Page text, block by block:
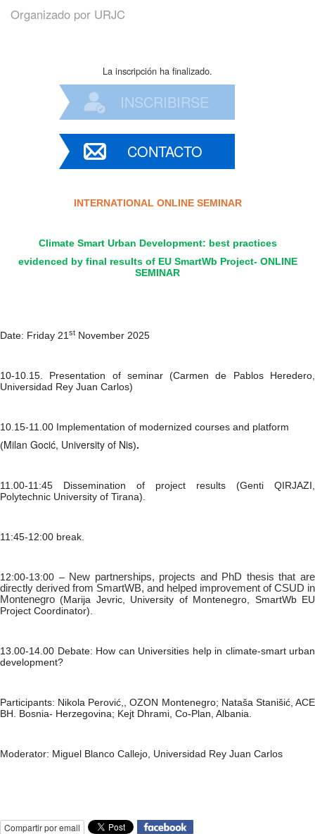
Organizado por URJC
La inscripción ha finalizado.
INSCRIBIRSE
CONTACTO
INTERNATIONAL ONLINE SEMINAR
Climate Smart Urban Development: best practices
evidenced by final results of EU SmartWb Project- ONLINE
SEMINAR
Date: Friday 21 st November 2025
10-10.15. Presentation of seminar (Carmen de Pablos Heredero,
Universidad Rey Juan Carlos)
10.15-11.00 Implementation of modernized courses and platform
(Milan Gocić, University of Nis).
11.00-11:45 Dissemination of project results (Genti QIRJAZI,
Polytechnic University of Tirana).
11:45-12:00 break.
12:00-13:00 – New partnerships, projects and PhD thesis that are
directly derived from SmartWB, and helped improvement of CSUD in
Montenegro (Marija Jevric, University of Montenegro, SmartWb EU
Project Coordinator).
13.00-14.00 Debate: How can Universities help in climate-smart urban
development?
Participants: Nikola Perović,, OZON Montenegro; Nataša Stanišić, ACE
BH. Bosnia- Herzegovina; Kejt Dhrami, Co-Plan, Albania.
Moderator: Miguel Blanco Callejo, Universidad Rey Juan Carlos
Compartir por email